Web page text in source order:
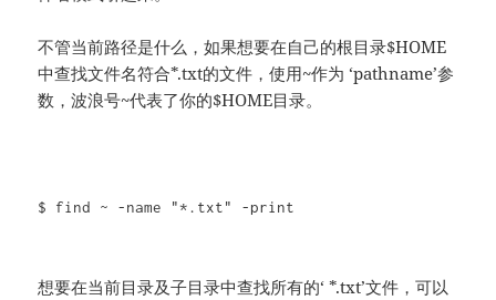
不管当前路径是什么，如果想要在自己的根目录$HOME
中查找文件名符合*.txt的文件，使用~作为 ‘pathname’参
数，波浪号~代表了你的$HOME目录。
$ find ~ -name "*.txt" -print
想要在当前目录及子目录中查找所有的‘ *.txt’文件，可以